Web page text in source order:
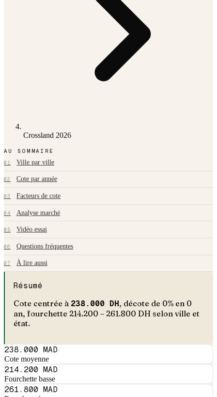
Crossland 2026
AU SOMMAIRE
01 Ville par ville
02 Cote par année
03 Facteurs de cote
04 Analyse marché
05 Vidéo essai
06 Questions fréquentes
07 À lire aussi
Résumé
Cote centrée à 238.000DH, décote de 0% en 0
an, fourchette 214.200 – 261.800 DH selon ville et
état.
238.000 MAD
Cote moyenne
214.200 MAD
Fourchette basse
261.800 MAD